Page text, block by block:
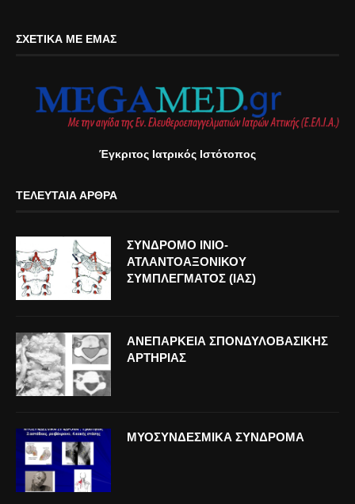
ΣΧΕΤΙΚΆ ΜΕ ΕΜΆΣ
Έγκριτος Ιατρικός Ιστότοπος
ΤΕΛΕΥΤΑΊΑ ΆΡΘΡΑ
ΣΥΝΔΡΟΜΟ ΙΝΙΟ-
ΑΤΛΑΝΤΟΑΞΟΝΙΚΟΥ
ΣΥΜΠΛΕΓΜΑΤΟΣ (ΙΑΣ)
ΑΝΕΠΑΡΚΕΙΑ ΣΠΟΝΔΥΛΟΒΑΣΙΚΗΣ
ΑΡΤΗΡΙΑΣ
ΜΥΟΣΥΝΔΕΣΜΙΚΑ ΣΥΝΔΡΟΜΑ